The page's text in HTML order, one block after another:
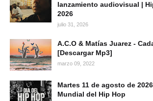
lanzamiento audiovisual |
2026
julio 31, 2026
A.C.O & Matías Juarez -
[Descargar Mp3]
marzo 09, 2022
Martes 11 de agosto de
Mundial del Hip Hop